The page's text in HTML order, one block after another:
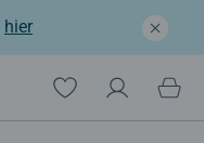
hier